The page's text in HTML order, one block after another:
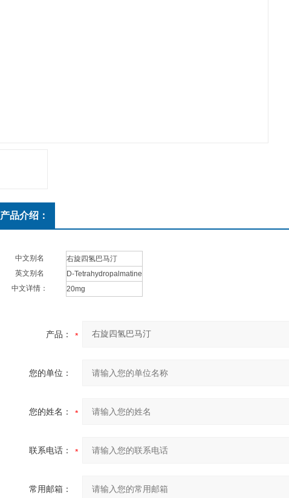
产品介绍：
中文别名
右旋四氢巴马汀
英文别名
D-Tetrahydropalmatine
中文详情：
20mg
产品：
您的单位：
您的姓名：
联系电话：
常用邮箱：